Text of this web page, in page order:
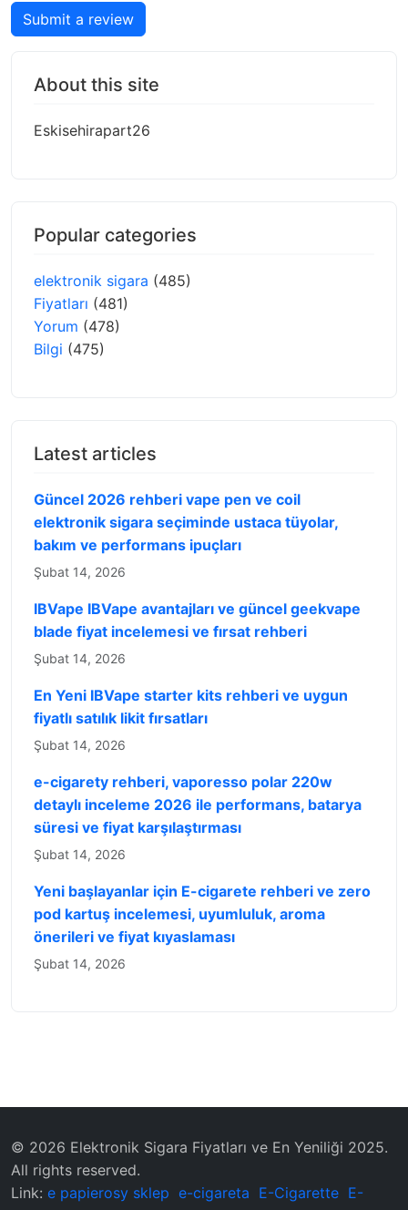
Submit a review
About this site
Eskisehirapart26
Popular categories
elektronik sigara (485)
Fiyatları (481)
Yorum (478)
Bilgi (475)
Latest articles
Güncel 2026 rehberi vape pen ve coil
elektronik sigara seçiminde ustaca tüyolar,
bakım ve performans ipuçları
Şubat 14, 2026
IBVape IBVape avantajları ve güncel geekvape
blade fiyat incelemesi ve fırsat rehberi
Şubat 14, 2026
En Yeni IBVape starter kits rehberi ve uygun
fiyatlı satılık likit fırsatları
Şubat 14, 2026
e-cigarety rehberi, vaporesso polar 220w
detaylı inceleme 2026 ile performans, batarya
süresi ve fiyat karşılaştırması
Şubat 14, 2026
Yeni başlayanlar için E-cigarete rehberi ve zero
pod kartuş incelemesi, uyumluluk, aroma
önerileri ve fiyat kıyaslaması
Şubat 14, 2026
© 2026 Elektronik Sigara Fiyatları ve En Yeniliği 2025.
All rights reserved.
Link: e papierosy sklep e-cigareta E-Cigarette E-